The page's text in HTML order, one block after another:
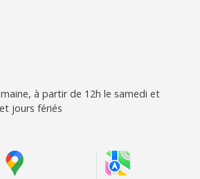
à partir de 12h le samedi et
jours fériés